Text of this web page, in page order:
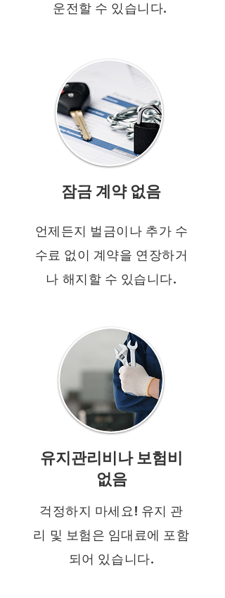
운전할 수 있습니다.
잠금 계약 없음
언제든지 벌금이나 추가 수
수료 없이 계약을 연장하거
나 해지할 수 있습니다.
유지관리비나 보험비
없음
걱정하지 마세요! 유지 관
리 및 보험은 임대료에 포함
되어 있습니다.